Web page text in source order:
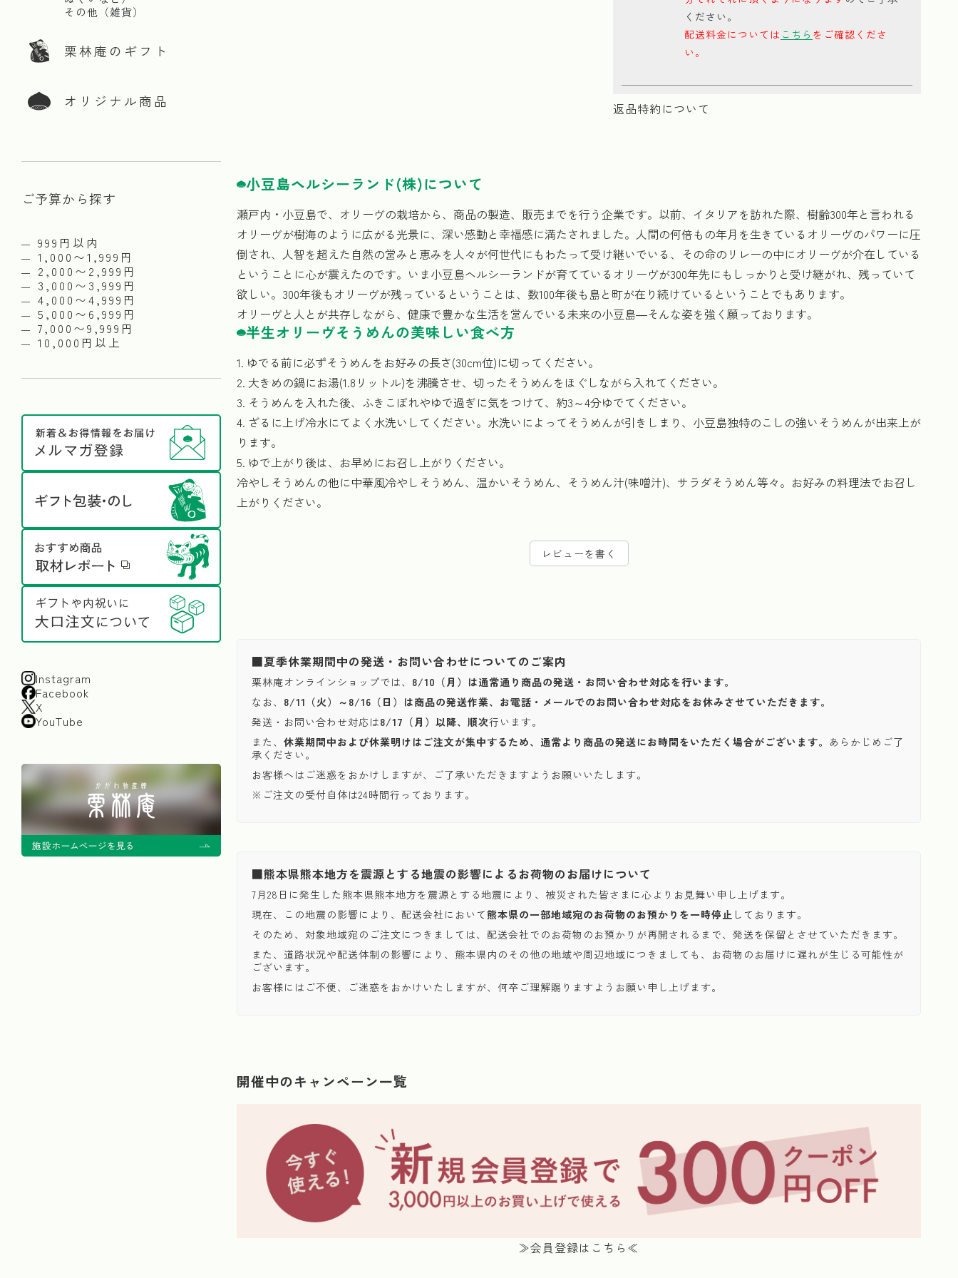
その他（雑貨）
栗林庵のギフト
オリジナル商品
ご予算から探す
999円以内
1,000〜1,999円
2,000〜2,999円
3,000〜3,999円
4,000〜4,999円
5,000〜6,999円
7,000〜9,999円
10,000円以上
Instagram
Facebook
X
YouTube
ください。
配送料金については こちら をご確認くださ
い。
返品特約について
小豆島ヘルシーランド(株)について
瀬戸内・小豆島で、オリーヴの栽培から、商品の製造、販売までを行う企業です。以前、イタリアを訪れた際、樹齢300年と言われる
オリーヴが樹海のように広がる光景に、深い感動と幸福感に満たされました。人間の何倍もの年月を生きているオリーヴのパワーに圧
倒され、人智を超えた自然の営みと恵みを人々が何世代にもわたって受け継いでいる、その命のリレーの中にオリーヴが介在している
ということに心が震えたのです。いま小豆島ヘルシーランドが育てているオリーヴが300年先にもしっかりと受け継がれ、残っていて
欲しい。300年後もオリーヴが残っているということは、数100年後も島と町が在り続けているということでもあります。
オリーヴと人とが共存しながら、健康で豊かな生活を営んでいる未来の小豆島―そんな姿を強く願っております。
半生オリーヴそうめんの美味しい食べ方
1. ゆでる前に必ずそうめんをお好みの長さ(30cm位)に切ってください。
2. 大きめの鍋にお湯(1.8リットル)を沸騰させ、切ったそうめんをほぐしながら入れてください。
3. そうめんを入れた後、ふきこぼれやゆで過ぎに気をつけて、約3～4分ゆでてください。
4. ざるに上げ冷水にてよく水洗いしてください。水洗いによってそうめんが引きしまり、小豆島独特のこしの強いそうめんが出来上が
ります。
5. ゆで上がり後は、お早めにお召し上がりください。
冷やしそうめんの他に中華風冷やしそうめん、温かいそうめん、そうめん汁(味噌汁)、サラダそうめん等々。お好みの料理法でお召し
上がりください。
レビューを書く
■夏季休業期間中の発送・お問い合わせについてのご案内
栗林庵オンラインショップでは、 8/10（月）は通常通り商品の発送・お問い合わせ対応を行います。
なお、 8/11（火）～8/16（日）は商品の発送作業、お電話・メールでのお問い合わせ対応をお休みさせていただきます。
発送・お問い合わせ対応は8/17（月）以降、順次行います。
また、 休業期間中および休業明けはご注文が集中するため、通常より商品の発送にお時間をいただく場合がございます。 あらかじめご了
承ください。
お客様へはご迷惑をおかけしますが、ご了承いただきますようお願いいたします。
※ご注文の受付自体は24時間行っております。
■熊本県熊本地方を震源とする地震の影響によるお荷物のお届けについて
7月28日に発生した熊本県熊本地方を震源とする地震により、被災された皆さまに心よりお見舞い申し上げます。
現在、この地震の影響により、配送会社において熊本県の一部地域宛のお荷物のお預かりを一時停止 しております。
そのため、対象地域宛のご注文につきましては、配送会社でのお荷物のお預かりが再開されるまで、発送を保留とさせていただきます。
また、道路状況や配送体制の影響により、熊本県内のその他の地域や周辺地域につきましても、お荷物のお届けに遅れが生じる可能性が
ございます。
お客様にはご不便、ご迷惑をおかけいたしますが、何卒ご理解賜りますようお願い申し上げます。
開催中のキャンペーン一覧
≫会員登録はこちら≪